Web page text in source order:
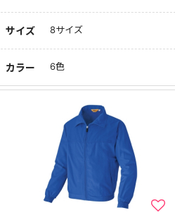
サイズ 8サイズ
カラー 6色